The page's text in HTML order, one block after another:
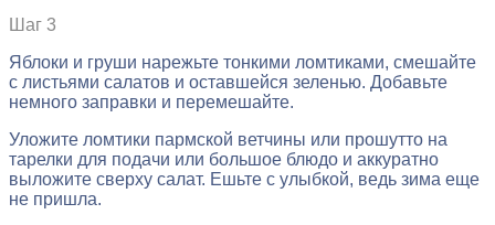
Шаг 3
Яблоки и груши нарежьте тонкими ломтиками, смешайте
с листьями салатов и оставшейся зеленью. Добавьте
немного заправки и перемешайте.
Уложите ломтики пармской ветчины или прошутто на
тарелки для подачи или большое блюдо и аккуратно
выложите сверху салат. Ешьте с улыбкой, ведь зима еще
не пришла.